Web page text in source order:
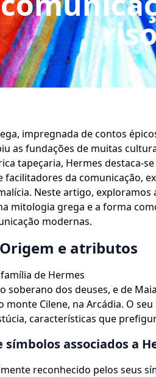
impregnada de contos
as fundações de muitas
tapeçaria, Hermes destaca-
facilitadores da comunicação,
Neste artigo, exploramos
mitologia grega e a forma
modernas.
e atributos
de Hermes
soberano dos deuses, e de
monte Cilene, na Arcádia. O
características que
associados a
reconhecido pelos seus